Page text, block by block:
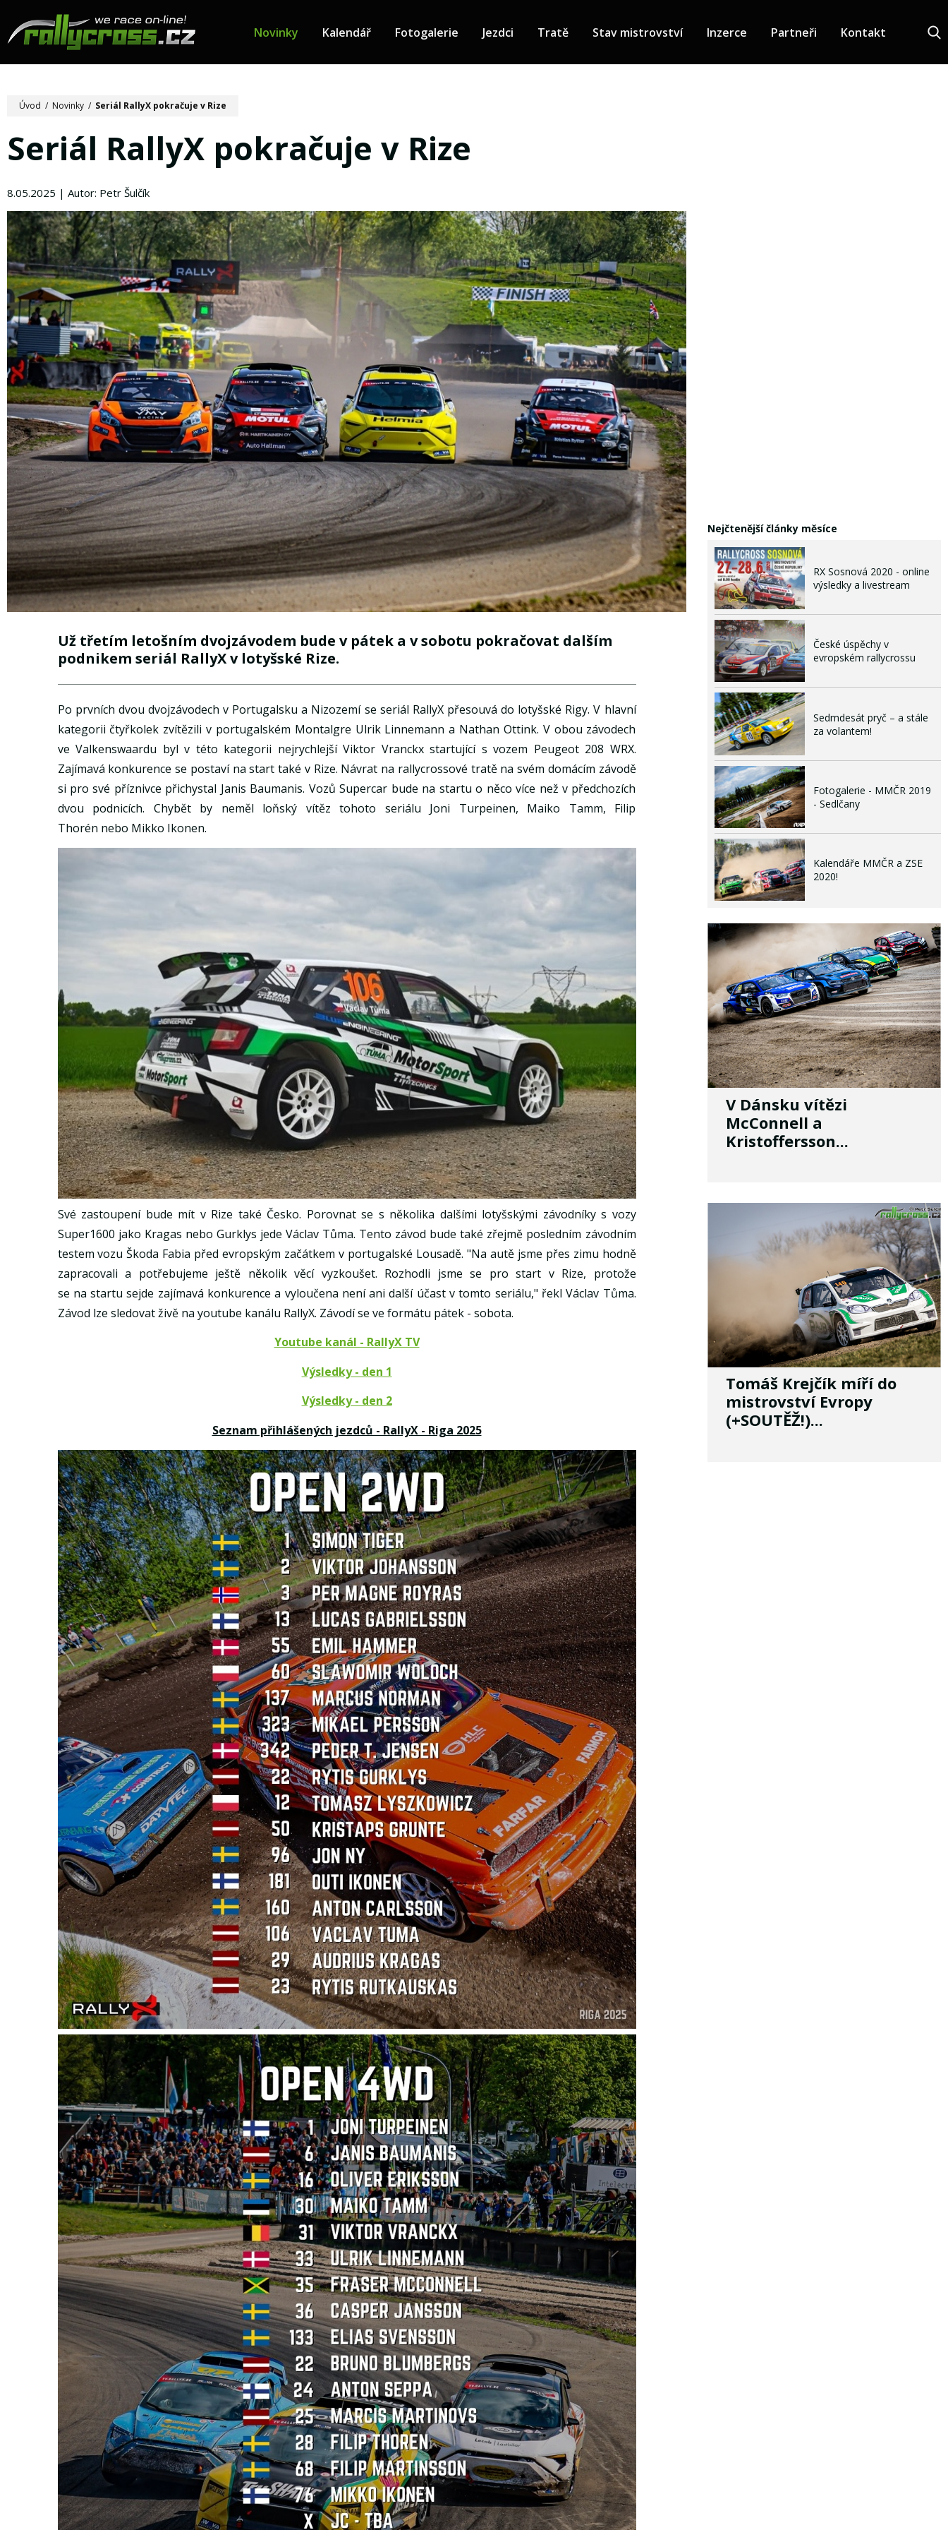
Novinky Kalendář Fotogalerie Jezdci Tratě Stav mistrovství Inzerce Partneři Kontakt
Úvod / Novinky / Seriál RallyX pokračuje v Rize
Seriál RallyX pokračuje v Rize
8.05.2025 | Autor: Petr Šulčík
Už třetím letošním dvojzávodem bude v pátek a v sobotu pokračovat dalším
podnikem seriál RallyX v lotyšské Rize.
Po prvních dvou dvojzávodech v Portugalsku a Nizozemí se seriál RallyX přesouvá do lotyšské Rigy. V hlavní
kategorii čtyřkolek zvítězili v portugalském Montalgre Ulrik Linnemann a Nathan Ottink. V obou závodech
ve Valkenswaardu byl v této kategorii nejrychlejší Viktor Vranckx startující s vozem Peugeot 208 WRX.
Zajímavá konkurence se postaví na start také v Rize. Návrat na rallycrossové tratě na svém domácím závodě
si pro své příznivce přichystal Janis Baumanis. Vozů Supercar bude na startu o něco více než v předchozích
dvou podnicích. Chybět by neměl loňský vítěz tohoto seriálu Joni Turpeinen, Maiko Tamm, Filip
Thorén nebo Mikko Ikonen.
Své zastoupení bude mít v Rize také Česko. Porovnat se s několika dalšími lotyšskými závodníky s vozy
Super1600 jako Kragas nebo Gurklys jede Václav Tůma. Tento závod bude také zřejmě posledním závodním
testem vozu Škoda Fabia před evropským začátkem v portugalské Lousadě. "Na autě jsme přes zimu hodně
zapracovali a potřebujeme ještě několik věcí vyzkoušet. Rozhodli jsme se pro start v Rize, protože
se na startu sejde zajímavá konkurence a vyloučena není ani další účast v tomto seriálu," řekl Václav Tůma.
Závod lze sledovat živě na youtube kanálu RallyX. Závodí se ve formátu pátek - sobota.
Youtube kanál - RallyX TV
Výsledky - den 1
Výsledky - den 2
Seznam přihlášených jezdců - RallyX - Riga 2025
Nejčtenější články měsíce
RX Sosnová 2020 - online
výsledky a livestream
České úspěchy v
evropském rallycrossu
Sedmdesát pryč – a stále
za volantem!
Fotogalerie - MMČR 2019
- Sedlčany
Kalendáře MMČR a ZSE
2020!
V Dánsku vítězi
McConnell a
Kristoffersson...
Tomáš Krejčík míří do
mistrovství Evropy
(+SOUTĚŽ!)...